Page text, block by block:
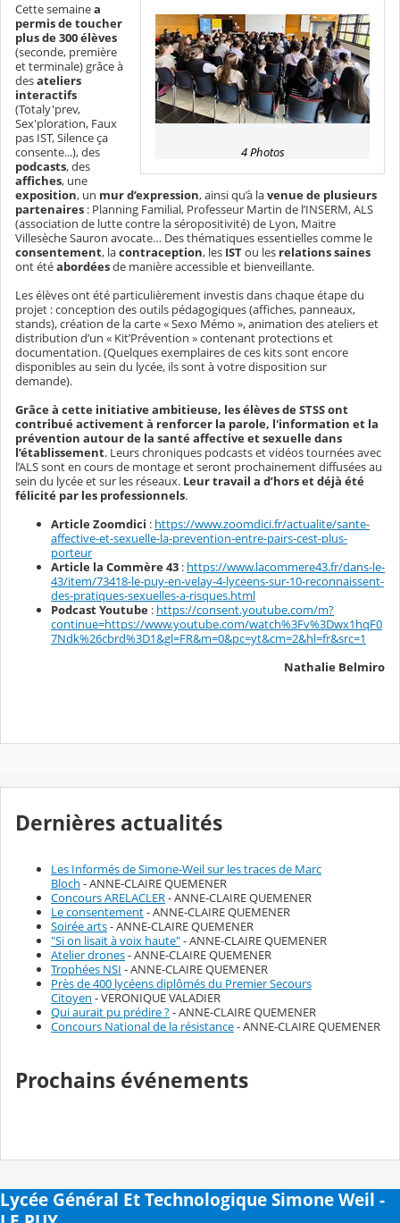
4 Photos
Cette semainea
permis de toucher
plus de 300 élèves
(seconde, première
et terminale) grâce à
desateliers
interactifs
(Totaly'prev,
Sex'ploration, Faux
pas IST, Silence ça
consente...), des
podcasts, des
affiches, une
exposition, un mur d’expression, ainsi qu’à lavenue de plusieurs
partenaires : Planning Familial, Professeur Martin de l’INSERM, ALS
(association de lutte contre la séropositivité) de Lyon, Maitre
Villesèche Sauron avocate… Des thématiques essentielles comme le
consentement, lacontraception, les ISTou les relations saines
ont étéabordéesde manière accessible et bienveillante.
Les élèves ont été particulièrement investis dans chaque étape du
projet : conception des outils pédagogiques (affiches, panneaux,
stands), création de la carte « Sexo Mémo », animation des ateliers et
distribution d’un « Kit’Prévention » contenant protections et
documentation. (Quelques exemplaires de ces kits sont encore
disponibles au sein du lycée, ils sont à votre disposition sur
demande).
Grâce à cette initiative ambitieuse, les élèves de STSS ont
contribué activement à renforcer la parole, l'information et la
prévention autour de la santé affective et sexuelle dans
l’établissement. Leurs chroniques podcasts et vidéos tournées avec
l’ALS sont en cours de montage et seront prochainement diffusées au
sein du lycée et sur les réseaux. Leur travail a d’hors et déjà été
félicité par les professionnels.
Article Zoomdici : https://www.zoomdici.fr/actualite/sante-
affective-et-sexuelle-la-prevention-entre-pairs-cest-plus-
porteur
Article la Commère 43 : https://www.lacommere43.fr/dans-le-
43/item/73418-le-puy-en-velay-4-lyceens-sur-10-reconnaissent-
des-pratiques-sexuelles-a-risques.html
Podcast Youtube : https://consent.youtube.com/m?
continue=https://www.youtube.com/watch%3Fv%3Dwx1hqF0
7Ndk%26cbrd%3D1&gl=FR&m=0&pc=yt&cm=2&hl=fr&src=1
Nathalie Belmiro
Dernières actualités
Les Informés de Simone-Weil sur les traces de Marc
Bloch - ANNE-CLAIRE QUEMENER
Concours ARELACLER- ANNE-CLAIRE QUEMENER
Le consentement- ANNE-CLAIRE QUEMENER
Soirée arts- ANNE-CLAIRE QUEMENER
"Si on lisait à voix haute"- ANNE-CLAIRE QUEMENER
Atelier drones- ANNE-CLAIRE QUEMENER
Trophées NSI - ANNE-CLAIRE QUEMENER
Près de 400 lycéens diplômés du Premier Secours
Citoyen - VERONIQUE VALADIER
Qui aurait pu prédire ?- ANNE-CLAIRE QUEMENER
Concours National de la résistance- ANNE-CLAIRE QUEMENER
Prochains événements
Lycée Général Et Technologique Simone Weil -